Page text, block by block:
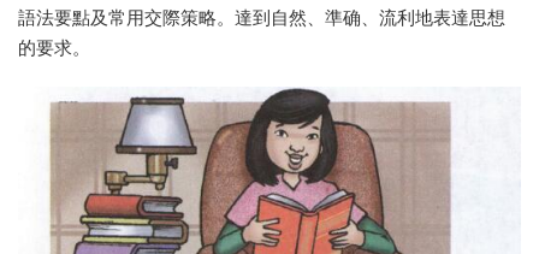
語法要點及常用交際策略。達到自然、準确、流利地表達思想
的要求。